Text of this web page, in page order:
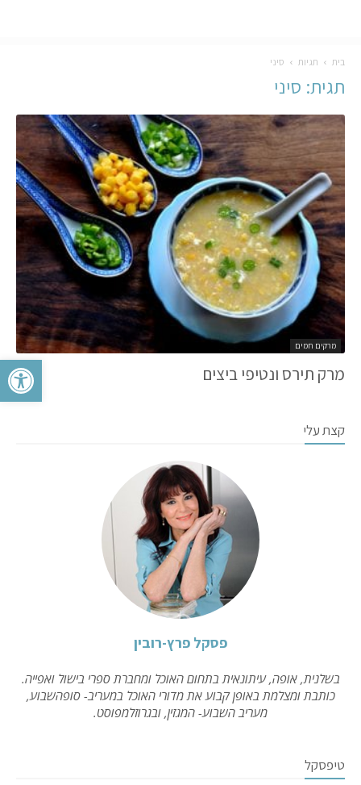
פתח
בית תגיות סיני
תגית: סיני
מרקים חמים
מרק תירס ונטיפי ביצים
קצת עלי
פסקל פרץ-רובין
בשלנית, אופה, עיתונאית בתחום האוכל ומחברת ספרי בישול ואפייה.
כותבת ומצלמת באופן קבוע את מדורי האוכל במעריב- סופהשבוע,
מעריב השבוע- המגזין, ובגרוזלמפוסט.
טיפסקל